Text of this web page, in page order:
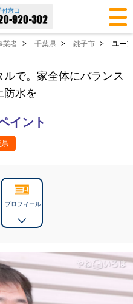
付窓口
業者 > 千葉県 > 銚子市 > ユー
で。家全体にバランス
防水を
イント
プロフィール